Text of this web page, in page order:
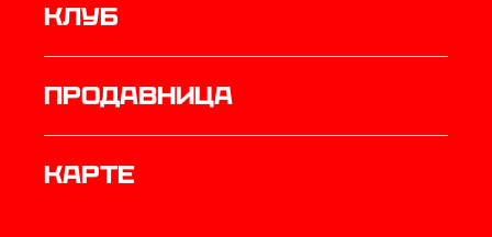
Клуб
продавница
Карте